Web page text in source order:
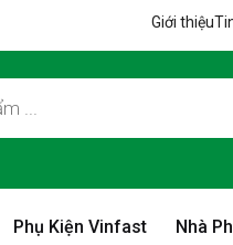
Giới thiệu
Phụ Kiện Vinfast Nhà